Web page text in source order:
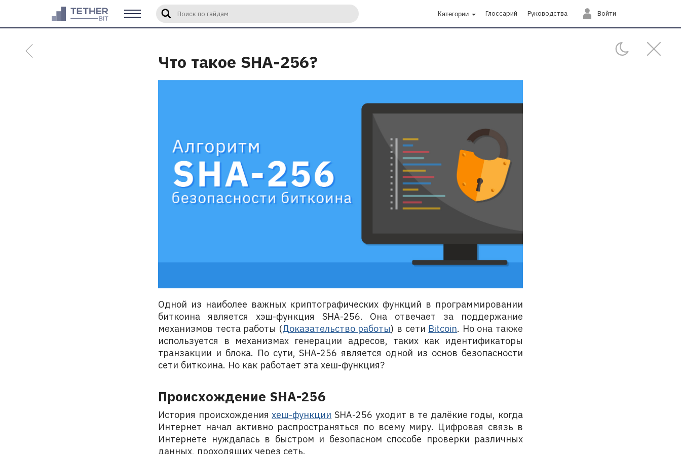
Введите слово или фразу для поиска Категории Глоссарий Руководства Войти
Что такое SHA-256?
Одной из наиболее важных криптографических функций в программировании
биткоина является хэш-функция SHA-256. Она отвечает за поддержание
механизмов теста работы (Доказательство работы) в сети Bitcoin. Но она также
используется в механизмах генерации адресов, таких как идентификаторы
транзакции и блока. По сути, SHA-256 является одной из основ безопасности
сети биткоина. Но как работает эта хеш-функция?
Происхождение SHA-256
История происхожденияхеш-функции SHA-256 уходит в те далёкие годы, когда
Интернет начал активно распространяться по всему миру. Цифровая связь в
Интернете нуждалась в быстром и безопасном способе проверки различных
данных, проходящих через сеть.